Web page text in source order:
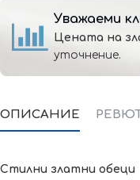
Уважаеми
Цената на
уточнение.
ОПИСАНИЕ
Стилни златни обеци